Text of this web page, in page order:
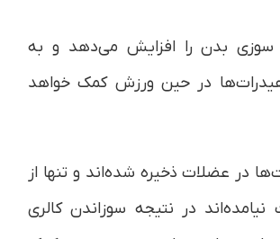
سوزی بدن را افزایش می‌دهد و به
در حین ورزش کمک خواهد
در عضلات ذخیره شده‌اند و تنها از
در نتیجه سوزاندن کالری